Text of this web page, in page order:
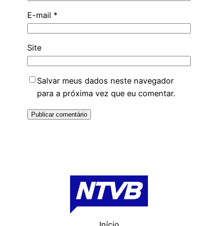
E-mail *
Site
Salvar meus dados neste navegador
para a próxima vez que eu comentar.